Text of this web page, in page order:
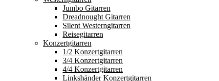
Jumbo Gitarren
Dreadnought Gitarren
Silent Westerngitarren
Reisegitarren
Konzertgitarren
1/2 Konzertgitarren
3/4 Konzertgitarren
4/4 Konzertgitarren
Linkshänder Konzertgitarren